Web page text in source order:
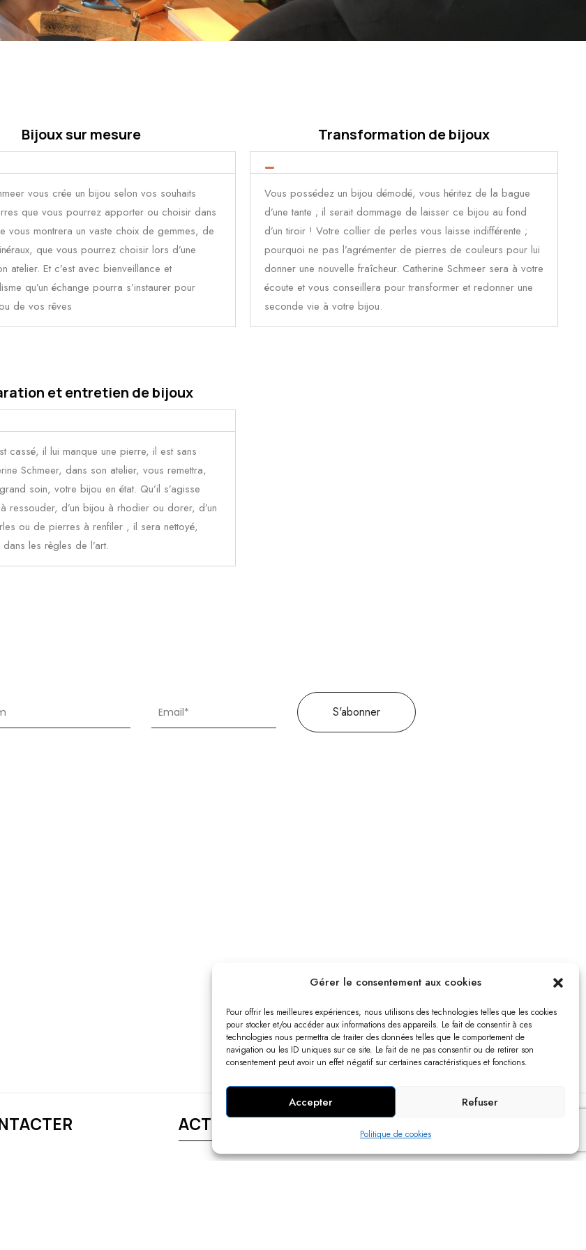
Gérer le consentement aux cookies
Pour offrir les meilleures expériences, nous utilisons des technologies telles que les cookies
pour stocker et/ou accéder aux informations des appareils. Le fait de consentir à ces
technologies nous permettra de traiter des données telles que le comportement de
navigation ou les ID uniques sur ce site. Le fait de ne pas consentir ou de retirer son
consentement peut avoir un effet négatif sur certaines caractéristiques et fonctions.
Accepter Refuser
Politique de cookies
Bijoux sur mesure
vous crée un bijou selon vos souhaits
que vous pourrez apporter ou choisir dans
vous montrera un vaste choix de gemmes, de
que vous pourrez choisir lors d’une
atelier. Et c’est avec bienveillance et
qu’un échange pourra s’instaurer pour
de vos rêves
Transformation de bijoux
Vous possédez un bijou démodé, vous héritez de la bague
d’une tante ; il serait dommage de laisser ce bijou au fond
d’un tiroir ! Votre collier de perles vous laisse indifférente ;
pourquoi ne pas l’agrémenter de pierres de couleurs pour lui
donner une nouvelle fraîcheur. Catherine Schmeer sera à votre
écoute et vous conseillera pour transformer et redonner une
seconde vie à votre bijou.
et entretien de bijoux
cassé, il lui manque une pierre, il est sans
Schmeer, dans son atelier, vous remettra,
soin, votre bijou en état. Qu’il s’agisse
ressouder, d’un bijou à rhodier ou dorer, d’un
ou de pierres à renfiler , il sera nettoyé,
les règles de l’art.
S'abonner
ACTUALITÉS